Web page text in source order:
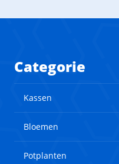
Categorie
Kassen
Bloemen
Potplanten